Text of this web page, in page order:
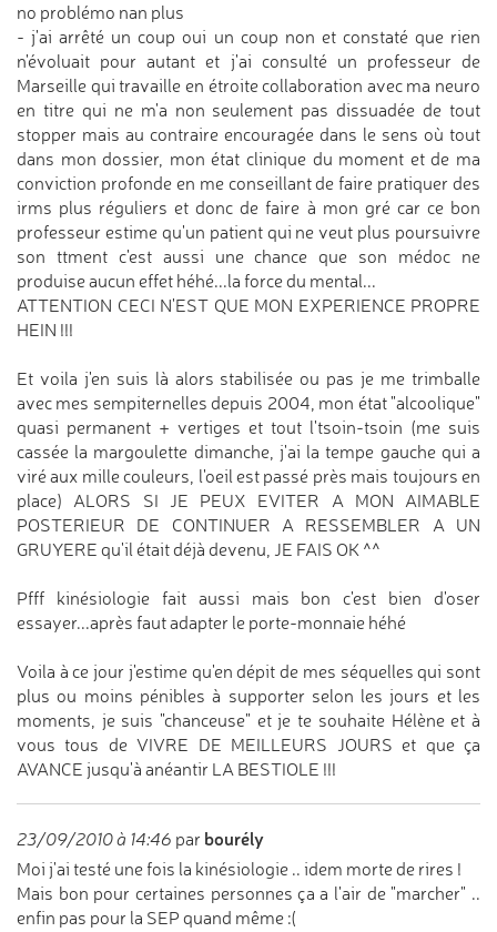
no problémo nan plus
- j'ai arrêté un coup oui un coup non et constaté que rien
n'évoluait pour autant et j'ai consulté un professeur de
Marseille qui travaille en étroite collaboration avec ma neuro
en titre qui ne m'a non seulement pas dissuadée de tout
stopper mais au contraire encouragée dans le sens où tout
dans mon dossier, mon état clinique du moment et de ma
conviction profonde en me conseillant de faire pratiquer des
irms plus réguliers et donc de faire à mon gré car ce bon
professeur estime qu'un patient qui ne veut plus poursuivre
son ttment c'est aussi une chance que son médoc ne
produise aucun effet héhé...la force du mental...
ATTENTION CECI N'EST QUE MON EXPERIENCE PROPRE
HEIN !!!
Et voila j'en suis là alors stabilisée ou pas je me trimballe
avec mes sempiternelles depuis 2004, mon état "alcoolique"
quasi permanent + vertiges et tout l'tsoin-tsoin (me suis
cassée la margoulette dimanche, j'ai la tempe gauche qui a
viré aux mille couleurs, l'oeil est passé près mais toujours en
place) ALORS SI JE PEUX EVITER A MON AIMABLE
POSTERIEUR DE CONTINUER A RESSEMBLER A UN
GRUYERE qu'il était déjà devenu, JE FAIS OK ^^
Pfff kinésiologie fait aussi mais bon c'est bien d'oser
essayer...après faut adapter le porte-monnaie héhé
Voila à ce jour j'estime qu'en dépit de mes séquelles qui sont
plus ou moins pénibles à supporter selon les jours et les
moments, je suis "chanceuse" et je te souhaite Hélène et à
vous tous de VIVRE DE MEILLEURS JOURS et que ça
AVANCE jusqu'à anéantir LA BESTIOLE !!!
23/09/2010 à 14:46 par bourély
Moi j'ai testé une fois la kinésiologie .. idem morte de rires !
Mais bon pour certaines personnes ça a l'air de "marcher" ..
enfin pas pour la SEP quand même :(